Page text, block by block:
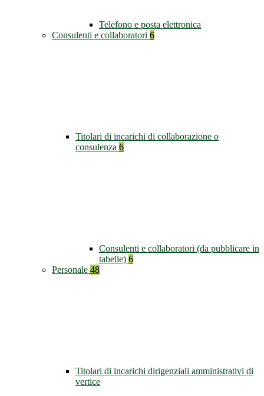
Telefono e posta elettronica
Consulenti e collaboratori 6
Titolari di incarichi di collaborazione o
consulenza 6
Consulenti e collaboratori (da pubblicare in
tabelle) 6
Personale 48
Titolari di incarichi dirigenziali amministrativi di
vertice